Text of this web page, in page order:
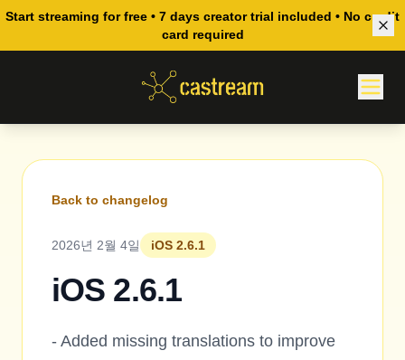
Start streaming for free • 7 days creator trial included • No credit
card required
Back to changelog
2026년 2월 4일 iOS 2.6.1
iOS 2.6.1
- Added missing translations to improve